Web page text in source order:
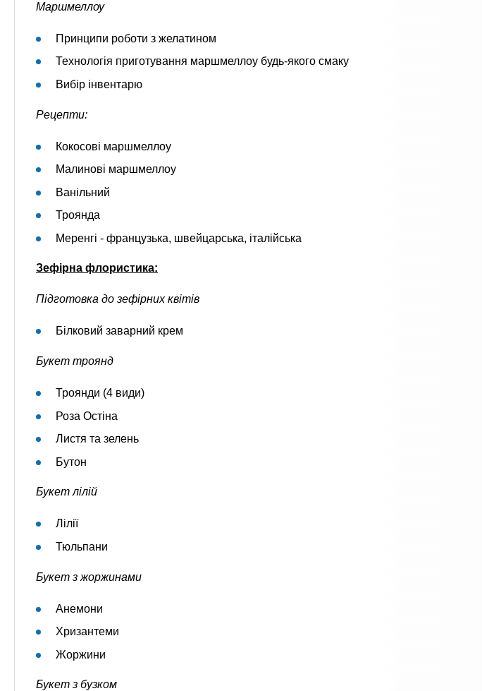
Маршмеллоу
Принципи роботи з желатином
Технологія приготування маршмеллоу будь-якого смаку
Вибір інвентарю
Рецепти:
Кокосові маршмеллоу
Малинові маршмеллоу
Ванільний
Троянда
Меренгі - французька, швейцарська, італійська
Зефірна флористика:
Підготовка до зефірних квітів
Білковий заварний крем
Букет троянд
Троянди (4 види)
Роза Остіна
Листя та зелень
Бутон
Букет лілій
Лілії
Тюльпани
Букет з жоржинами
Анемони
Хризантеми
Жоржини
Букет з бузком